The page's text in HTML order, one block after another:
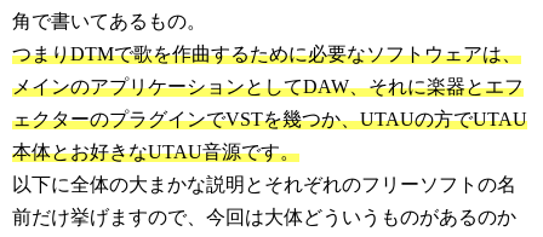
角で書いてあるもの。
つまりDTMで歌を作曲するために必要なソフトウェアは、
メインのアプリケーションとしてDAW、それに楽器とエフ
ェクターのプラグインでVSTを幾つか、UTAUの方でUTAU
本体とお好きなUTAU音源です。
以下に全体の大まかな説明とそれぞれのフリーソフトの名
前だけ挙げますので、今回は大体どういうものがあるのか